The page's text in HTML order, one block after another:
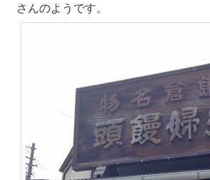
さんのようです。